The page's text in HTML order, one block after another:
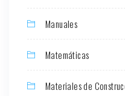
Manuales
Matemáticas
Materiales de